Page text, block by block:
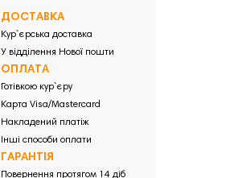
ДОСТАВКА
Кур`єрська доставка
У відділення Нової пошти
ОПЛАТА
Готівкою кур`єру
Карта Visa/Mastercard
Накладений платіж
Інші способи оплати
ГАРАНТІЯ
Повернення протягом 14 діб